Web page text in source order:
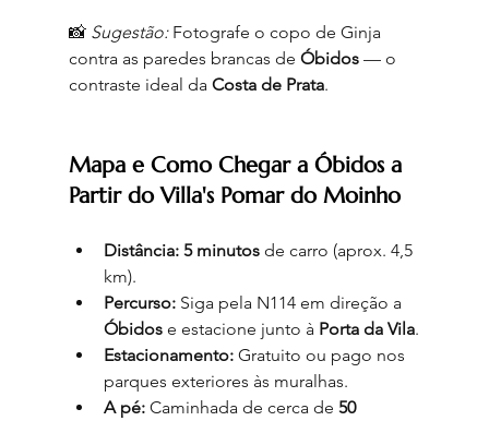
📸 Sugestão: Fotografe o copo de Ginja
contra as paredes brancas de Óbidos — o
contraste ideal da Costa de Prata.
Mapa e Como Chegar a Óbidos a
Partir do Villa's Pomar do Moinho
Distância: 5 minutos de carro (aprox. 4,5
km).
Percurso: Siga pela N114 em direção a
Óbidos e estacione junto à Porta da Vila.
Estacionamento: Gratuito ou pago nos
parques exteriores às muralhas.
A pé: Caminhada de cerca de 50